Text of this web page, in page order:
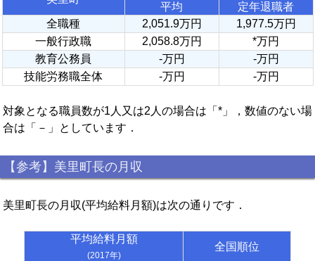
平均
定年退職者
全職種
2,051.9万円
1,977.5万円
一般行政職
2,058.8万円
*万円
教育公務員
-万円
-万円
技能労務職全体
-万円 -万円
対象となる職員数が1人又は2人の場合は「*」，数値のない場
合は「－」としています．
【参考】美里町長の月収
美里町長の月収(平均給料月額)は次の通りです．
平均給料月額
(2017年)
全国順位